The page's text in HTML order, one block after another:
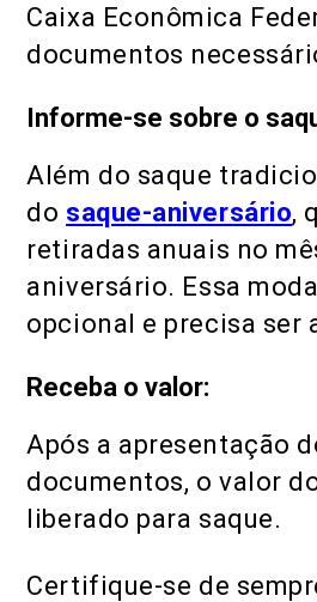
Caixa Econômica
documentos
Informe-se sobre o
Além do saque
do saque-aniversário,
retiradas anuais no
aniversário. Essa
opcional e precisa ser
Receba o valor:
Após a apresentação
documentos, o valor
liberado para saque.
Certifique-se de